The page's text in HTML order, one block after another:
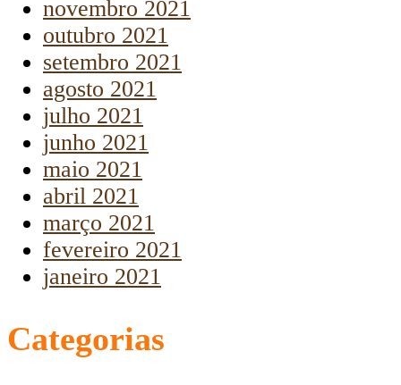
novembro 2021
outubro 2021
setembro 2021
agosto 2021
julho 2021
junho 2021
maio 2021
abril 2021
março 2021
fevereiro 2021
janeiro 2021
Categorias